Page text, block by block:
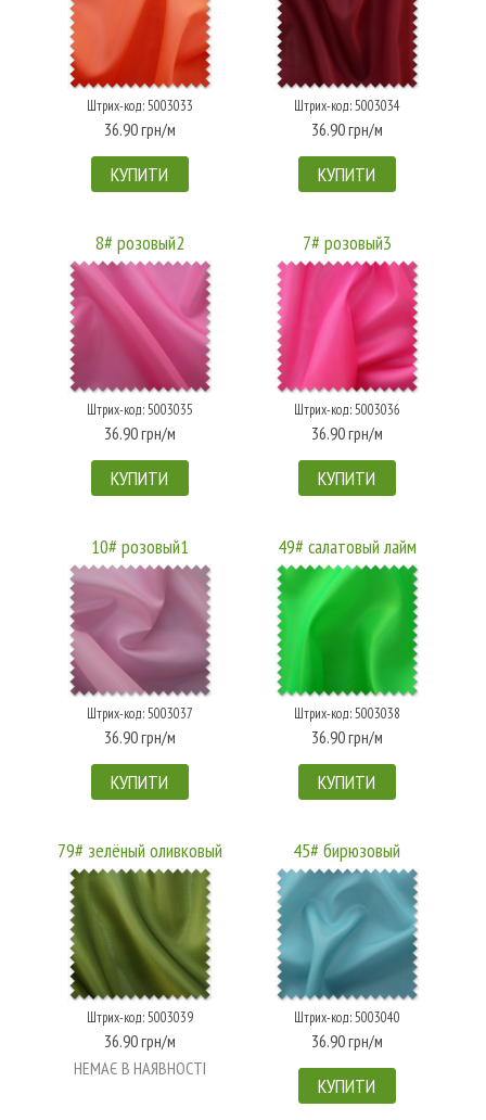
Штрих-код: 5003033
36.90 грн/м
КУПИТИ
Штрих-код: 5003034
36.90 грн/м
КУПИТИ
8# розовый2
Штрих-код: 5003035
36.90 грн/м
КУПИТИ
7# розовый3
Штрих-код: 5003036
36.90 грн/м
КУПИТИ
10# розовый1
Штрих-код: 5003037
36.90 грн/м
КУПИТИ
49# салатовый лайм
Штрих-код: 5003038
36.90 грн/м
КУПИТИ
79# зелёный оливковый
Штрих-код: 5003039
36.90 грн/м
НЕМАЄ В НАЯВНОСТІ
45# бирюзовый
Штрих-код: 5003040
36.90 грн/м
КУПИТИ